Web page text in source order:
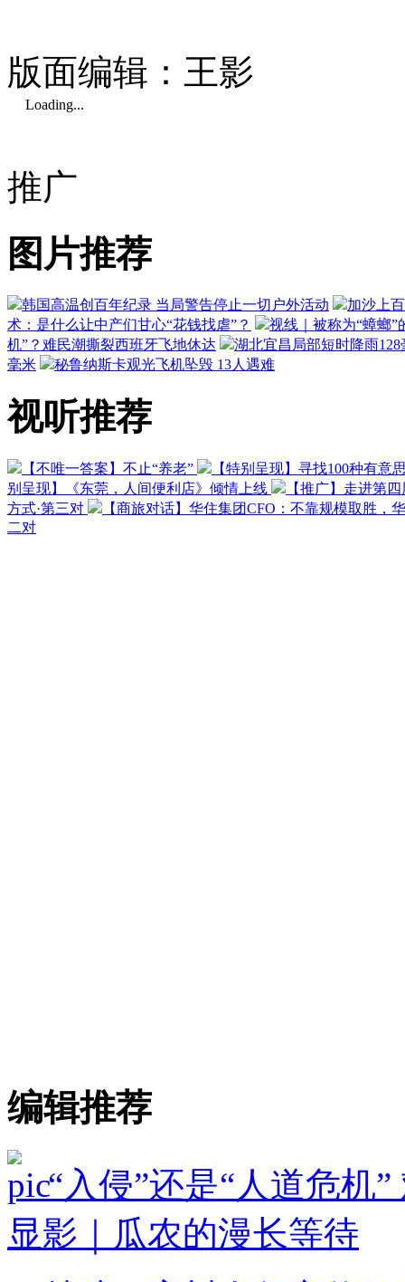
版面编辑：王影
Loading...
推广
图片推荐
韩国高温创百年纪录 当局警告停止一切户外活动
加沙上
术：是什么让中产们甘心“花钱找虐”？
视线｜被称为“蟑螂
机”？难民潮撕裂西班牙飞地休达
湖北宜昌局部短时降雨
毫米
秘鲁纳斯卡观光飞机坠毁 13人遇难
视听推荐
【不唯一答案】不止“养老”
【特别呈现】寻找100种有意
别呈现】《东莞，人间便利店》倾情上线
【推广】走进第
方式·第三对
【商旅对话】华住集团CFO：不靠规模取胜，
二对
编辑推荐
“入侵”还是“人道危机
显影｜瓜农的漫长等待